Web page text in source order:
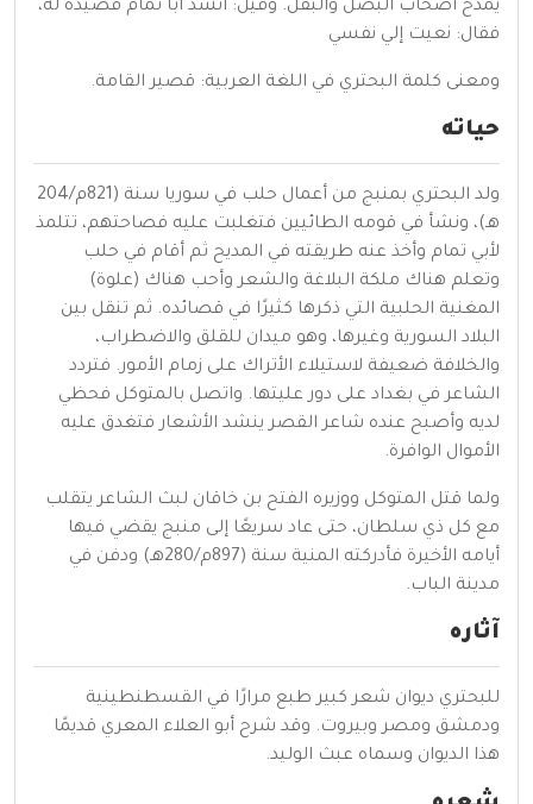
يمدح أصحاب البصل والبقل. وقيل: أنشد أبا تمام قصيدة له،
فقال: نعيت إلي نفسي
ومعنى كلمة البحتري في اللغة العربية: قصير القامة.
حياته
ولد البحتري بمنبج من أعمال حلب
في سوريا سنة (821م/204
هـ)، ونشأ في قومه الطائيين فتغلبت عليه فصاحتهم، تتلمذ
لأبي تمام وأخذ عنه طريقته في المديح ثم أقام في حلب
وتعلم هناك ملكة البلاغة والشعر وأحب هناك (علوة)
المغنية الحلبية التي ذكرها كثيرًا في قصائده. ثم تنقل بين
البلاد السورية وغيرها، وهو ميدان للقلق والاضطراب،
والخلافة ضعيفة لاستيلاء الأتراك على زمام الأمور. فتردد
الشاعر في بغداد على دور عليتها. واتصل بالمتوكل فحظي
لديه وأصبح عنده شاعر القصر ينشد الأشعار فتغدق عليه
الأموال الوافرة.
ولما قتل المتوكل ووزيره الفتح بن خاقان لبث الشاعر يتقلب
مع كل ذي سلطان، حتى عاد سريعًا إلى منبج يقضي فيها
أيامه الأخيرة فأدركته المنية سنة (897م/280هـ) ودفن في
مدينة الباب.
آثاره
للبحتري ديوان شعر كبير طبع مرارًا في القسطنطينية
ودمشق ومصر وبيروت. وقد شرح أبو العلاء المعري قديمًا
هذا الديوان وسماه عبث الوليد.